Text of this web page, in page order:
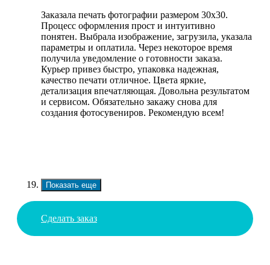
Заказала печать фотографии размером 30х30.
Процесс оформления прост и интуитивно
понятен. Выбрала изображение, загрузила, указала
параметры и оплатила. Через некоторое время
получила уведомление о готовности заказа.
Курьер привез быстро, упаковка надежная,
качество печати отличное. Цвета яркие,
детализация впечатляющая. Довольна результатом
и сервисом. Обязательно закажу снова для
создания фотосувениров. Рекомендую всем!
Показать еще
Сделать заказ